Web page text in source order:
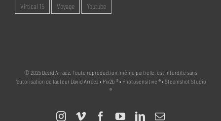
Virtical 15 Voyage Youtube
© 2025 David Arráez. Toute reproduction, même partielle, est interdite sans
l'autorisation de l'auteur David Arráez • Pix2b ® • Photosensitive ® • Steamshot Studio
®
Instagram
Vimeo Facebook
YouTubeLinkedIn
Email